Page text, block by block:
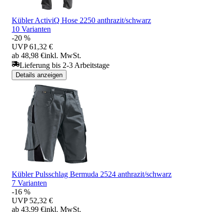
Kübler ActiviQ Hose 2250 anthrazit/schwarz
10 Varianten
-20 %
UVP 61,32 €
ab 48,98 €inkl. MwSt.
Lieferung bis 2-3 Arbeitstage
Details anzeigen
Kübler Pulsschlag Bermuda 2524 anthrazit/schwarz
7 Varianten
-16 %
UVP 52,32 €
ab 43,99 €inkl. MwSt.